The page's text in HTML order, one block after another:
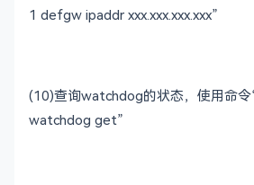
1 defgw ipaddr xxx.xxx.xxx.xxx”
(10)查询watchdog的状态，使用命令
watchdog get”